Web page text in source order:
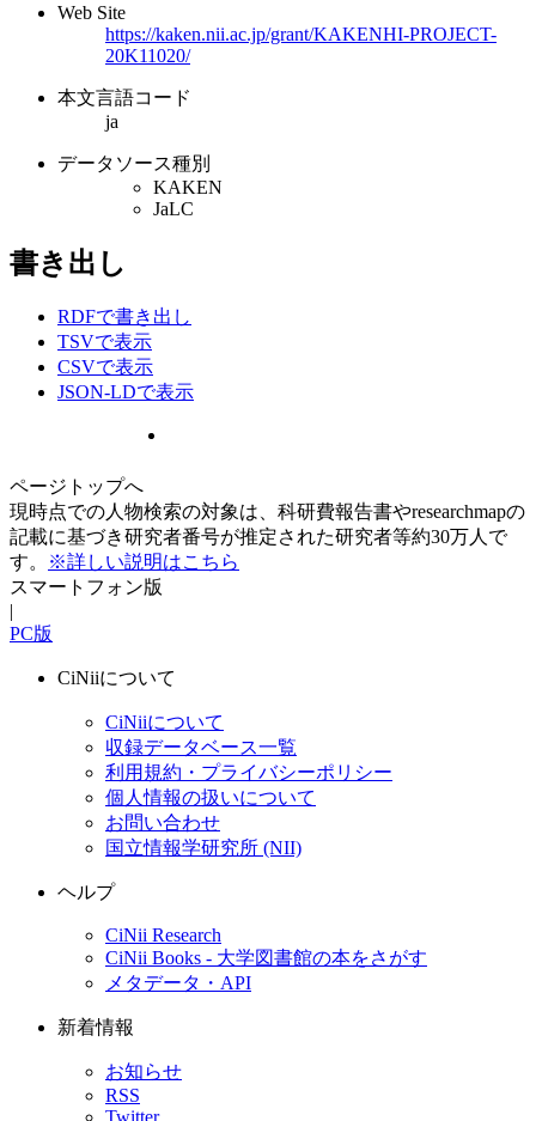
Web Site
https://kaken.nii.ac.jp/grant/KAKENHI-PROJECT-
20K11020/
本文言語コード
ja
データソース種別
KAKEN
JaLC
書き出し
RDFで書き出し
TSVで表示
CSVで表示
JSON-LDで表示
ページトップへ
現時点での人物検索の対象は、科研費報告書やresearchmapの
記載に基づき研究者番号が推定された研究者等約30万人で
す。
※詳しい説明はこちら
スマートフォン版
|
PC版
CiNiiについて
CiNiiについて
収録データベース一覧
利用規約・プライバシーポリシー
個人情報の扱いについて
お問い合わせ
国立情報学研究所 (NII)
ヘルプ
CiNii Research
CiNii Books - 大学図書館の本をさがす
メタデータ・API
新着情報
お知らせ
RSS